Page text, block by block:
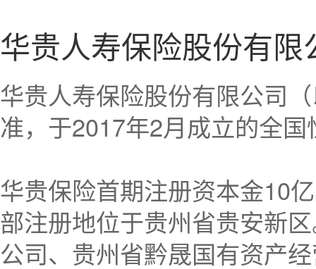
华贵人寿保险股份有限
华贵人寿保险股份有限公司
准，于2017年2月成立的全
华贵保险首期注册资本金10
部注册地位于贵州省贵安新
公司、贵州省黔晟国有资产